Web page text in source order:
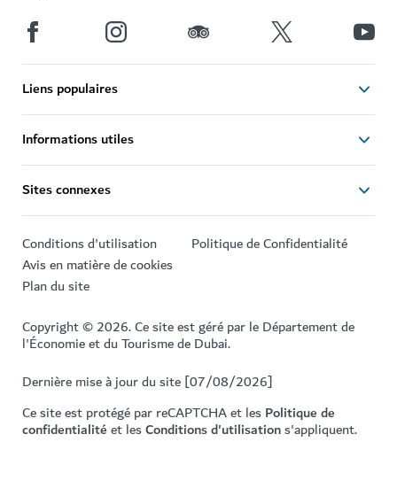
Liens populaires
Informations utiles
Sites connexes
Conditions d'utilisation
Politique de Confidentialité
Avis en matière de cookies
Plan du site
Copyright © 2026. Ce site est géré par le Département de
l'Économie et du Tourisme de Dubai.
Dernière mise à jour du site [07/08/2026]
Ce site est protégé par reCAPTCHA et lesPolitique de
confidentialitéet lesConditions d'utilisations'appliquent.